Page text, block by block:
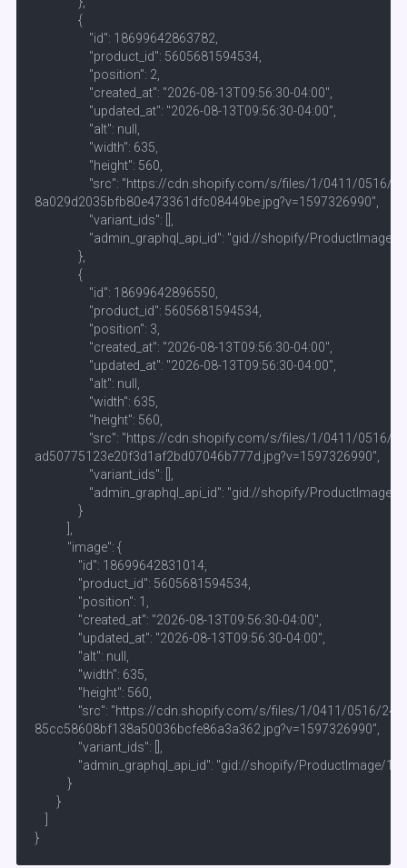
                {
                    "id": 18699642863782,
                    "product_id": 5605681594534,
                    "position": 2,
                    "created_at": "2026-08-13T09:56:30-04:00",
                    "updated_at": "2026-08-13T09:56:30-04:00",
                    "alt": null,
                    "width": 635,
                    "height": 560,
"src": "https://cdn.shopify.com/s/files/1/0411/
8a029d2035bfb80e473361dfc08449be.jpg?v=1597326990",
                    "variant_ids": [],
"admin_graphql_api_id": "gid://shopify/
                },
                {
                    "id": 18699642896550,
                    "product_id": 5605681594534,
                    "position": 3,
                    "created_at": "2026-08-13T09:56:30-04:00",
                    "updated_at": "2026-08-13T09:56:30-04:00",
                    "alt": null,
                    "width": 635,
                    "height": 560,
"src": "https://cdn.shopify.com/s/files/1/0411/
ad50775123e20f3d1af2bd07046b777d.jpg?v=1597326990",
                    "variant_ids": [],
"admin_graphql_api_id": "gid://shopify/
                }
            "image": {
                "id": 18699642831014,
                "product_id": 5605681594534,
                "position": 1,
                "created_at": "2026-08-13T09:56:30-04:00",
                "updated_at": "2026-08-13T09:56:30-04:00",
                "alt": null,
                "width": 635,
                "height": 560,
"src": "https://cdn.shopify.com/s/files/1/0411/0516/
85cc58608bf138a50036bcfe86a3a362.jpg?v=1597326990",
                "variant_ids": [],
"admin_graphql_api_id": "gid://shopify/
            }
        }
}